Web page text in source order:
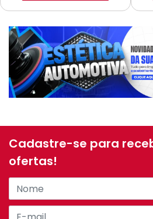
Cadastre-se para
ofertas!